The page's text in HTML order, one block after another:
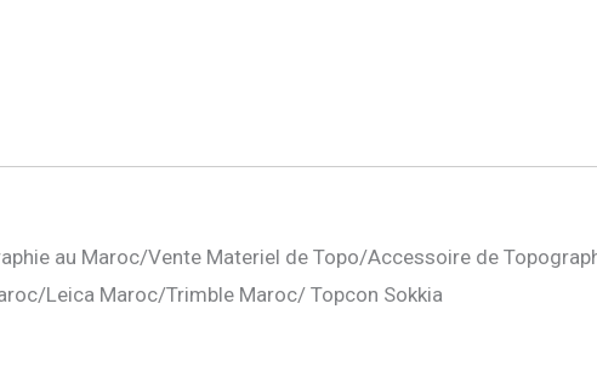
au Maroc/Vente Materiel de Topo/Accessoire de
Leica Maroc/Trimble Maroc/ Topcon Sokkia